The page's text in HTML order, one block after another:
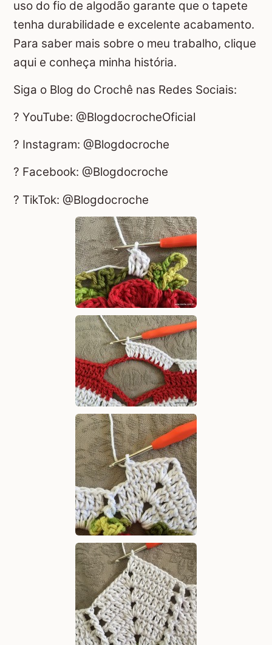
uso do fio de algodão garante que o tapete
tenha durabilidade e excelente acabamento.
Para saber mais sobre o meu trabalho, clique
aqui e conheça minha história.
Siga o Blog do Crochê nas Redes Sociais:
? YouTube: @BlogdocrocheOficial
? Instagram: @Blogdocroche
? Facebook: @Blogdocroche
? TikTok: @Blogdocroche